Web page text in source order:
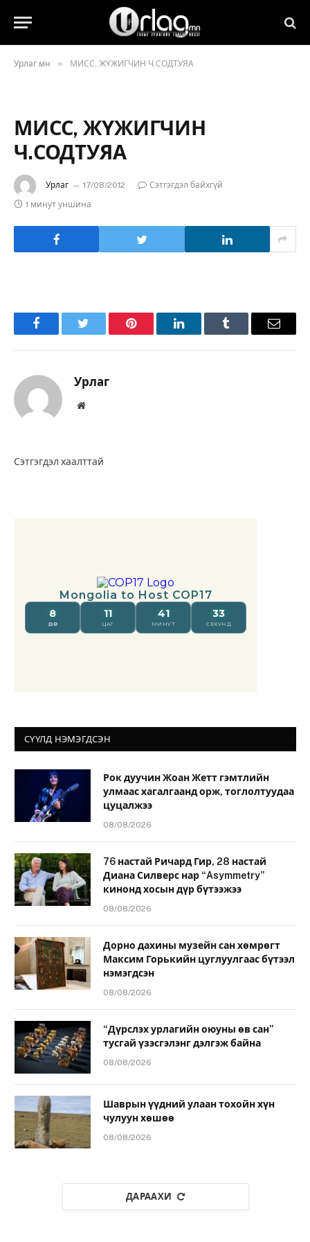
Урлаг.мн » МИСС, ЖҮЖИГЧИН Ч.СОДТУЯА
МИСС, ЖҮЖИГЧИН
Ч.СОДТУЯА
Урлаг 17/08/2012
Сэтгэгдэл байхгүй
1 минут уншина
FacebookTwitter Pinterest LinkedInTumblr Имэйл
Урлаг
Вэбсайт
Сэтгэгдэл хаалттай
СҮҮЛД НЭМЭГДСЭН
Рок дуучин Жоан Жетт гэмтлийн
улмаас хагалгаанд орж, тоглолтуудаа
цуцалжээ
08/08/2026
76 настай Ричард Гир, 28 настай
Диана Силверс нар “Asymmetry”
кинонд хосын дүр бүтээжээ
08/08/2026
Дорно дахины музейн сан хөмрөгт
Максим Горькийн цуглуулгаас бүтээл
нэмэгдсэн
08/08/2026
“Дүрслэх урлагийн оюуны өв сан”
тусгай үзэсгэлэнг дэлгэж байна
08/08/2026
Шаврын үүдний улаан тохойн хүн
чулуун хөшөө
08/08/2026
ДАРААХИ